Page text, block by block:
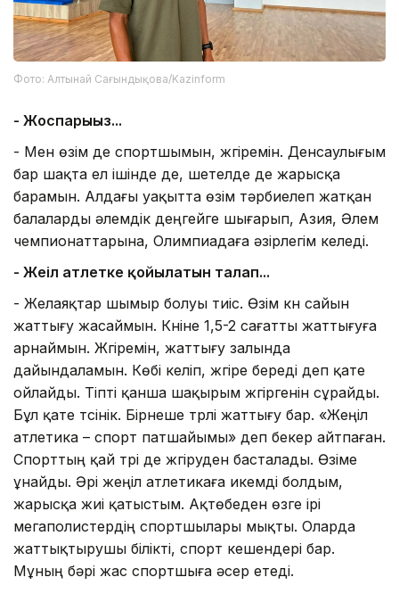
Фото: Алтынай Сағындықова/Kazinform
- Жоспарыңыз...
- Мен өзім де спортшымын, жүгіремін. Денсаулығым
бар шақта ел ішінде де, шетелде де жарысқа
барамын. Алдағы уақытта өзім тәрбиелеп жатқан
балаларды әлемдік деңгейге шығарып, Азия, Әлем
чемпионаттарына, Олимпиадаға әзірлегім келеді.
- Жеңіл атлетке қойылатын талап...
- Желаяқтар шымыр болуы тиіс. Өзім күн сайын
жаттығу жасаймын. Күніне 1,5-2 сағатты жаттығуға
арнаймын. Жүгіремін, жаттығу залында
дайындаламын. Көбі келіп, жүгіре береді деп қате
ойлайды. Тіпті қанша шақырым жүгіргенін сұрайды.
Бұл қате түсінік. Бірнеше түрлі жаттығу бар. «Жеңіл
атлетика – спорт патшайымы» деп бекер айтпаған.
Спорттың қай түрі де жүгіруден басталады. Өзіме
ұнайды. Әрі жеңіл атлетикаға икемді болдым,
жарысқа жиі қатыстым. Ақтөбеден өзге ірі
мегаполистердің спортшылары мықты. Оларда
жаттықтырушы білікті, спорт кешендері бар.
Мұның бәрі жас спортшыға әсер етеді.